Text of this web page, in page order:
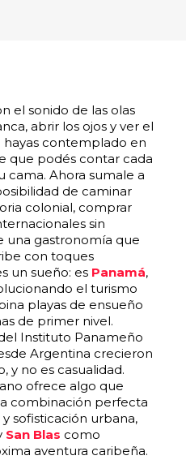
el sonido de las olas
abrir los ojos y ver el
hayas contemplado en
que podés contar cada
cama. Ahora sumale a
de caminar
colonial, comprar
sin
una gastronomía que
con toques
un sueño: es Panamá,
el turismo
playas de ensueño
de primer nivel.
Instituto Panameño
Argentina crecieron
y no es casualidad.
ofrece algo que
combinación perfecta
sofisticación urbana,
San Blas como
aventura caribeña.